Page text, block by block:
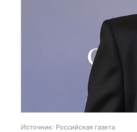
Источник: Российская газета